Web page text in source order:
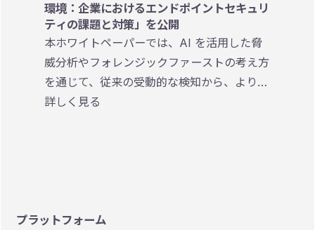
環境：企業におけるエンドポイントセキュリ
ティの課題と対策」を公開
本ホワイトペーパーでは、AI を活用した脅
威分析やフォレンジックファーストの考え方
を通じて、従来の受動的な検知から、より迅
速かつ効果的なインシデント対応を実現する
詳しく見る
プラットフォーム